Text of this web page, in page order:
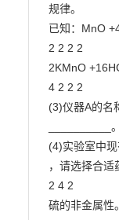
规律。
已知：MnO
2 2 2 2
2KMnO
4 2 2 2
(3)仪器A的名
__________。
(4)实验室中
，请选择合适
2 4 2
硫的非金属性